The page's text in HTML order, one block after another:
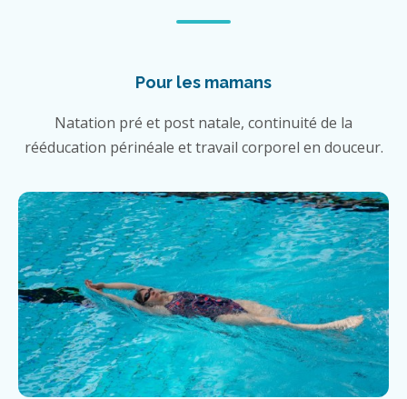
Pour les mamans
Natation pré et post natale, continuité de la
rééducation périnéale et travail corporel en douceur.